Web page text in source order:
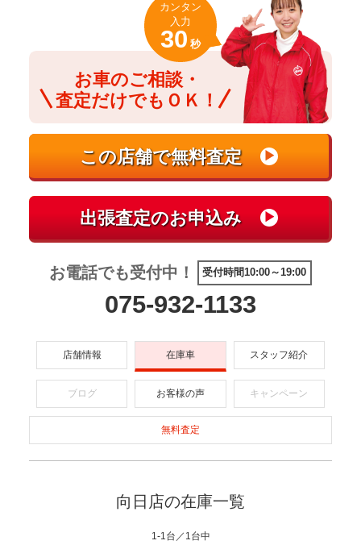
お車のご相談・
査定だけでもＯＫ！
カンタン
入力
30 秒
お電話でも受付中！ 受付時間10:00～19:00
075-932-1133
店舗情報 在庫車 スタッフ紹介
ブログ お客様の声 キャンペーン
無料査定
向日店の在庫一覧
1-1台／1台中